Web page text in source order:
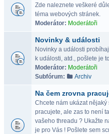
Zde naleznete veškeré
téma webových stránek.
Moderátor: Moderátoři
Novinky & události
Novinky a události
k události, atd., pošlete je
Moderátor: Moderátoři
Subfórum:
Archiv
Na čem zrovna
Chcete nám ukázat
pracujete, ale zas to není
vašeho threadu ? Ukažte
je pro Vás ! Pošlete sem